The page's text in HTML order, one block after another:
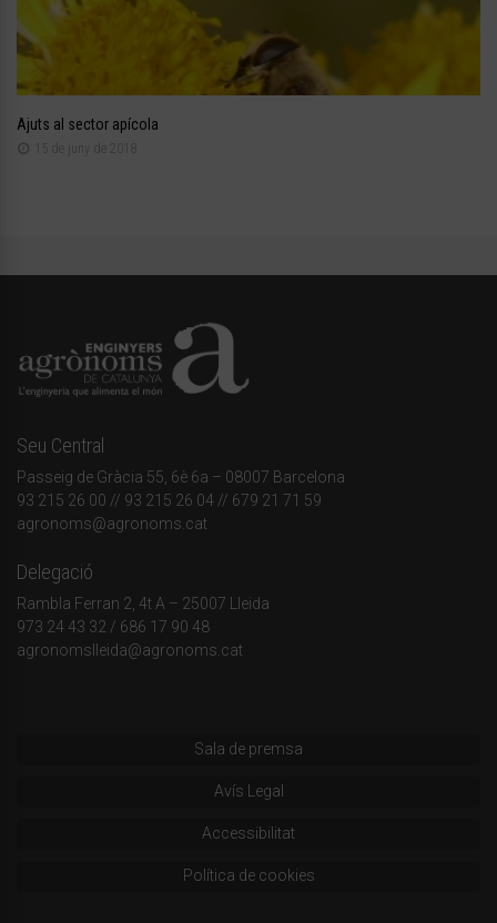
Ajuts al sector apícola
15 de juny de 2018
Seu Central
Passeig de Gràcia 55, 6è 6a – 08007 Barcelona
93 215 26 00 // 93 215 26 04 // 679 21 71 59
agronoms@agronoms.cat
Delegació
Rambla Ferran 2, 4t A – 25007 Lleida
973 24 43 32 / 686 17 90 48
agronomslleida@agronoms.cat
Sala de premsa
Avís Legal
Accessibilitat
Política de cookies